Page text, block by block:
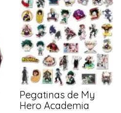
Pegatinas de My
Hero Academia